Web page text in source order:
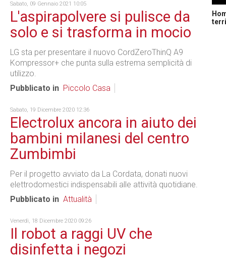
Sabato, 09 Gennaio 2021 10:05
L'aspirapolvere si pulisce da
solo e si trasforma in mocio
LG sta per presentare il nuovo CordZeroThinQ A9
Kompressor+ che punta sulla estrema semplicità di
utilizzo.
Pubblicato in Piccolo Casa
Sabato, 19 Dicembre 2020 12:36
Electrolux ancora in aiuto dei
bambini milanesi del centro
Zumbimbi
Per il progetto avviato da La Cordata, donati nuovi
elettrodomestici indispensabili alle attività quotidiane.
Pubblicato in Attualità
Venerdì, 18 Dicembre 2020 09:26
Il robot a raggi UV che
disinfetta i negozi